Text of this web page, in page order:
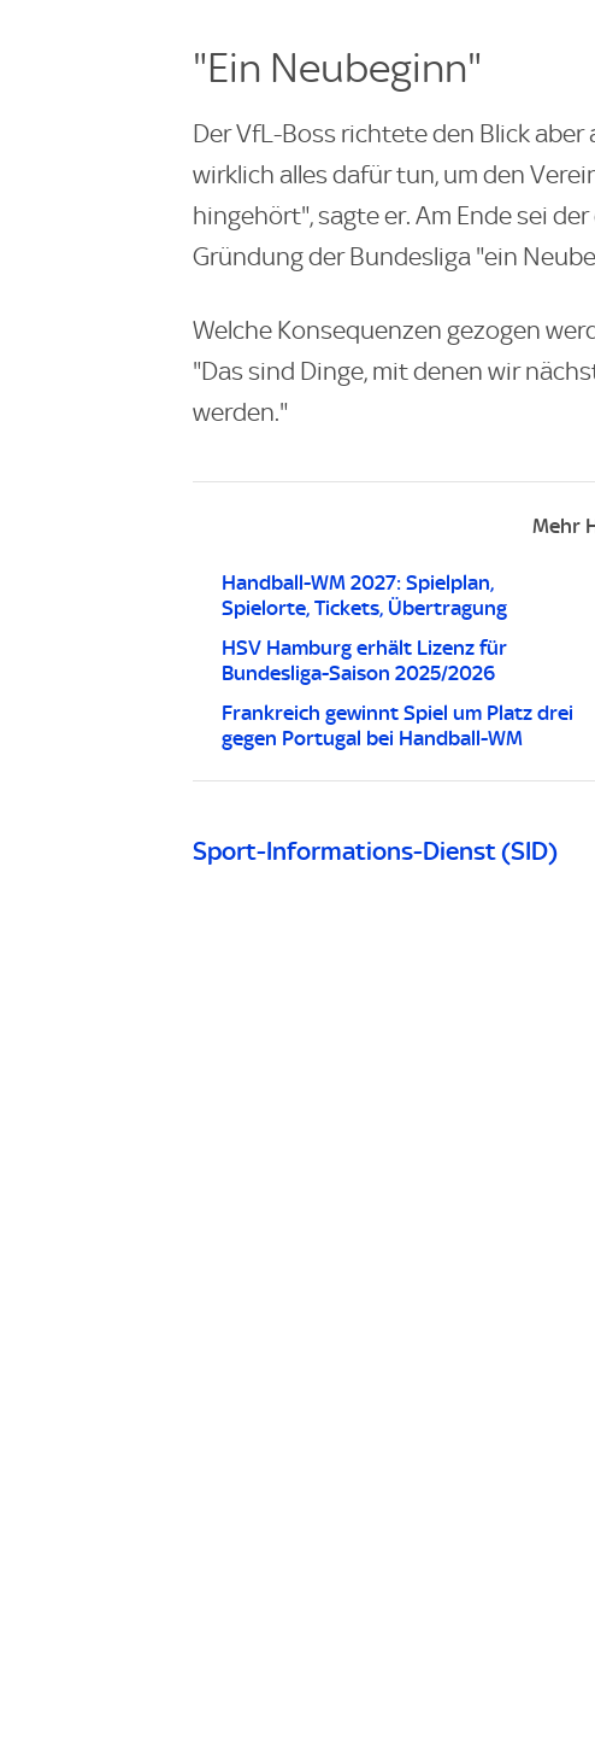
"Ein Neubeginn"
Der VfL-Boss richtete den Blick aber
wirklich alles dafür tun, um den
hingehört", sagte er. Am Ende sei
Gründung der Bundesliga "ein
Welche Konsequenzen gezogen
"Das sind Dinge, mit denen wir
werden."
Mehr
Handball-WM 2027: Spielplan,
Spielorte, Tickets, Übertragung
HSV Hamburg erhält Lizenz für
Bundesliga-Saison 2025/2026
Frankreich gewinnt Spiel um Platz drei
gegen Portugal bei Handball-WM
Sport-Informations-Dienst (SID)